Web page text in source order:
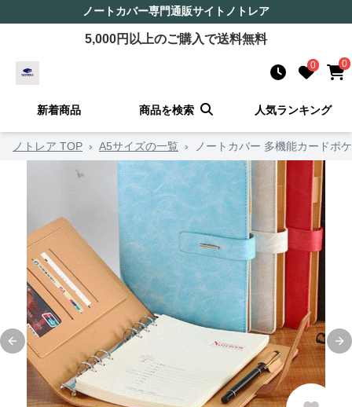
ノートカバー専門通販サイト ノトレア
5,000円以上のご購入で送料無料
0 0
新着商品 商品を検索 人気ランキング
ノトレア TOP › A5サイズの一覧 › ノートカバー 多機能カードポ
Previous slide